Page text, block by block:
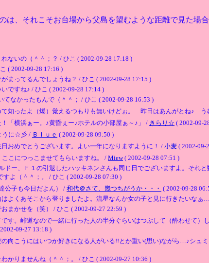
、それこそお台場から父島を望むような距離で見た場
ないの（＾＾；？ / ひこ ( 2002-09-28 17:18 )
( 2002-09-28 17:16 )
まってるんでしょうね？ / ひこ ( 2002-09-28 17:15 )
ですね♪ / ひこ ( 2002-09-28 17:14 )
なかったもんで（＾＾； / ひこ ( 2002-09-28 16:53 )
知ったよ（爆）覚えるつもりも無いけどぉ。 昨日はあんがとね♪ う
「横浜ぁー。♪黄昏ぇー♪ホテルの小部屋ぁ～♪」 / きらり☆ ( 2002-09-
うに☆彡 / Ｂｌｕｅ ( 2002-09-28 09:50 )
おめでとうございます。よい一年になりますように！ / 小麦 ( 2002-09-
こにつっこませてもらいますね。 / Miew( 2002-09-28 07:51 )
ー、Ｆ１の引退したハッキネンさんも同じ日でございますよ。それ
よ（＾＾；。 / ひこ ( 2002-09-28 07:30 )
公子も今日だよん） / 和代＠さて、幾つちがうか・・・ ( 2002-09-28
よくあそこから登りましたよ。流星なんか女の子と見に行きたいなぁ
まかせを（笑） / ひこ ( 2002-09-27 22:59 )
す。峠道なので一緒に行った人の半分ぐらいはつぶして（酔わせて）
09-27 13:18 )
向こうにはいつか好きになる人がいる!!とか重い(思い)ながら…♪シュ
かりませんね（＾＾；。 / ひこ ( 2002-09-27 10:36 )